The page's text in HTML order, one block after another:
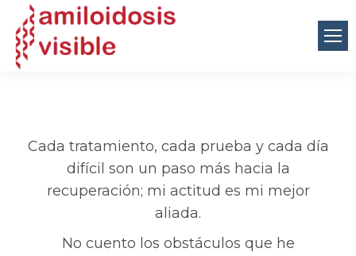
Cada tratamiento, cada prueba y cada día
difícil son un paso más hacia la
recuperación; mi actitud es mi mejor
aliada.
No cuento los obstáculos que he